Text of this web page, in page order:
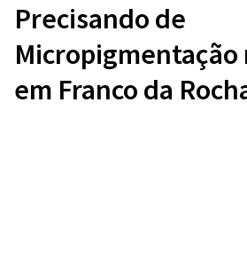
Precisando de
Micropigmentação
em Franco da